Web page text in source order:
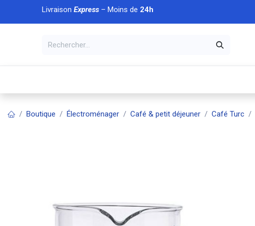
Se rendre au contenu
Livraison Express– Moins de 24h
À DÉCOUVRIR
Boutique Électroménager Café & petit déjeuner Café Turc